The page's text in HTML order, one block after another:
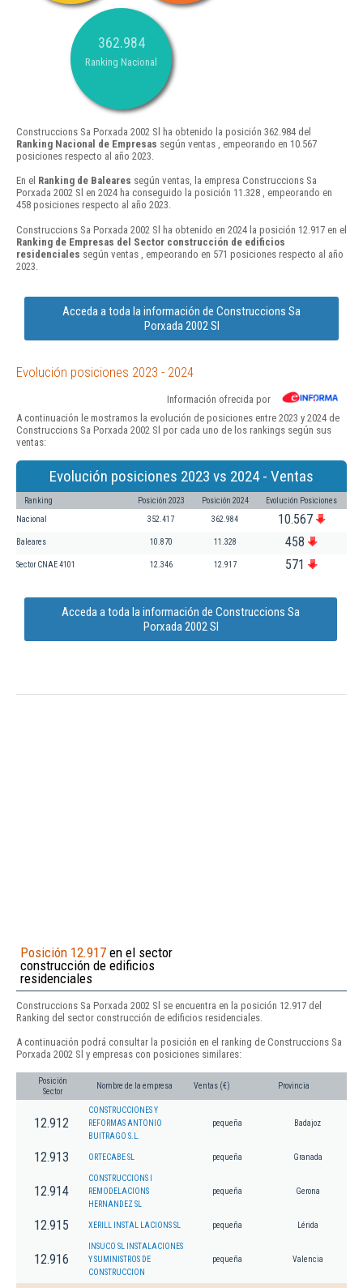
362.984
Ranking Nacional
Construccions Sa Porxada 2002 Sl ha obtenido la posición 362.984 del
Ranking Nacional de Empresas según ventas , empeorando en 10.567
posiciones respecto al año 2023.
En el Ranking de Baleares según ventas, la empresa Construccions Sa
Porxada 2002 Sl en 2024 ha conseguido la posición 11.328 , empeorando en
458 posiciones respecto al año 2023.
Construccions Sa Porxada 2002 Sl ha obtenido en 2024 la posición 12.917 en el
Ranking de Empresas del Sector construcción de edificios
residenciales según ventas , empeorando en 571 posiciones respecto al año
2023.
Acceda a toda la información de Construccions Sa
Porxada 2002 Sl
Evolución posiciones 2023 - 2024
Información ofrecida por
A continuación le mostramos la evolución de posiciones entre 2023 y 2024 de
Construccions Sa Porxada 2002 Sl por cada uno de los rankings según sus
ventas:
Evolución posiciones 2023 vs 2024 - Ventas
Ranking Posición 2023 Posición 2024 Evolución Posiciones
Nacional 352.417 362.984 10.567
Baleares 10.870 11.328 458
Sector CNAE 4101 12.346 12.917 571
Acceda a toda la información de Construccions Sa
Porxada 2002 Sl
Posición 12.917 en el sector
construcción de edificios
residenciales
Construccions Sa Porxada 2002 Sl se encuentra en la posición 12.917 del
Ranking del sector construcción de edificios residenciales.
A continuación podrá consultar la posición en el ranking de Construccions Sa
Porxada 2002 Sl y empresas con posiciones similares:
Posición
Sector
Nombre de la empresa Ventas (€) Provincia
12.912
CONSTRUCCIONES Y
REFORMAS ANTONIO
BUITRAGO S.L.
pequeña Badajoz
12.913 ORTECABE SL pequeña Granada
12.914
CONSTRUCCIONS I
REMODELACIONS
HERNANDEZ SL
pequeña Gerona
12.915 XERILL INSTAL LACIONS SL pequeña Lérida
12.916
INSUCO SL INSTALACIONES
Y SUMINISTROS DE
CONSTRUCCION
pequeña Valencia